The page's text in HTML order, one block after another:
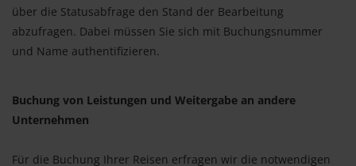
über die Statusabfrage den Stand der Bearbeitung
abzufragen. Dabei müssen Sie sich mit Buchungsnummer
und Name authentifizieren.
Buchung von Leistungen und Weitergabe an andere
Unternehmen
Für die Buchung Ihrer Reisen erfragen wir die notwendigen